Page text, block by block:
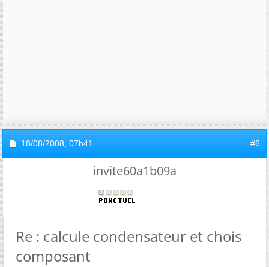
18/08/2008, 07h41 #6
invite60a1b09a
Re : calcule condensateur et chois
composant